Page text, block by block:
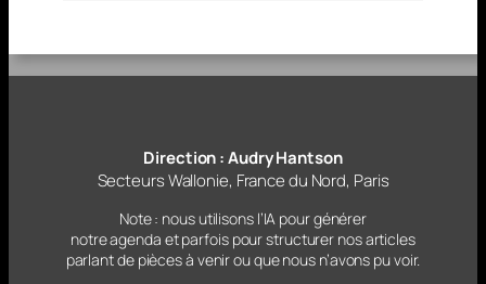
Direction : Audry Hantson
Secteurs Wallonie, France du Nord, Paris
Note : nous utilisons l’IA pour générer
notre agenda et parfois pour structurer nos articles
parlantde pièces à venir ou que nous n’avons pu voir.